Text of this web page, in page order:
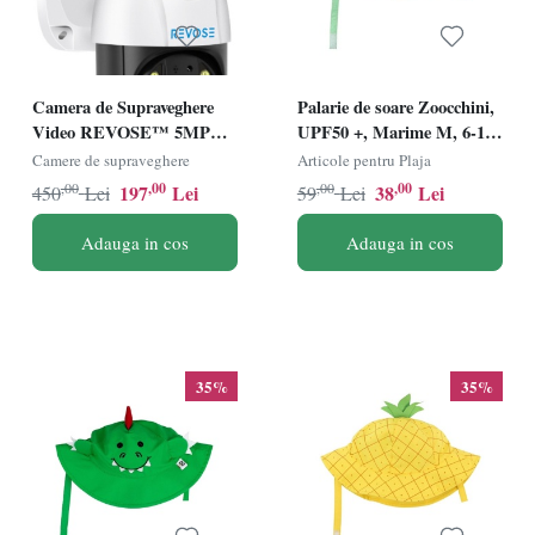
Camera de Supraveghere
Video REVOSE™ 5MP
2560x1920, Aplicatie
Dedicata, Intelligent
Tracking, PTZ, WIFI,
Lan, AP hotspot, Micro
SD, Rotire, Alarma
Camere de supraveghere
197,00 Lei
450,00 Lei
Adauga in cos
Palarie de soare Zoocchini,
UPF50 +, Marime M, 6-12
Luni - Mermaid
Articole pentru Plaja
38,00 Lei
59,00 Lei
Adauga in cos
35% 35%